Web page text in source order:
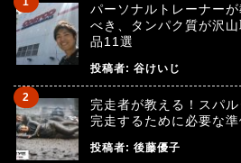
パーソナルトレーナー
べき、タンパク質が沢
品11選
投稿者: 谷けいじ
完走者が教える！スパ
完走するために必要な
投稿者: 後藤優子